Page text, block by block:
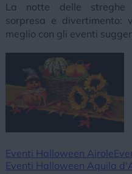
La notte delle streghe
sorpresa e
meglio con gli eventi
Eventi Halloween Airole
Eventi Halloween Aquila